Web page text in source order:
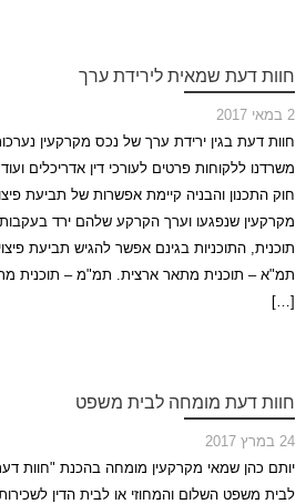
חוות דעת שמאית לירידת ערך
2 במאי 2017
חוות דעת בגין ירידת ערך של נכס מקרקעין
משרדנו ללקוחות פרטים לעורכי דין אדריכלים
חוק התכנון והבניה קיימת אפשרות של תביעת
מקרקעין שנפגעו וערך הקרקע שלהם ירד
תוכנית, התוכניות בגינם אפשר להגיש תביעת
תמ"א – תוכנית מתאר ארצית. תמ"מ – תוכנית
[…]
חוות דעת מומחה לבית משפט
24 במרץ 2017
יותם כהן שמאי מקרקעין מומחה בהכנת "חוות
לבית משפט השלום והמחוזי או לבית הדין